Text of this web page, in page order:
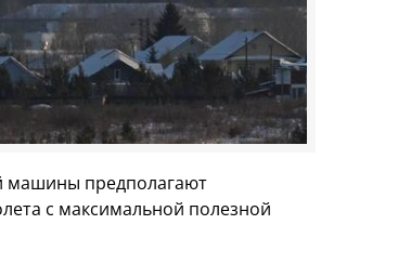
машины предполагают
с максимальной полезной